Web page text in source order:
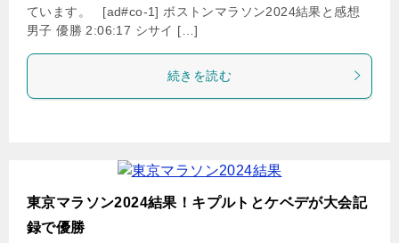
ています。 [ad#co-1] ボストンマラソン2024結果と感想
男子 優勝 2:06:17 シサイ […]
続きを読む
東京マラソン2024結果！キプルトとケベデが大会記
録で優勝